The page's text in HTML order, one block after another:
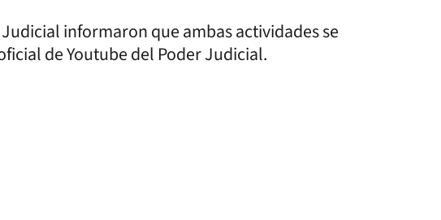
informaron que ambas actividades se
de Youtube del Poder Judicial.